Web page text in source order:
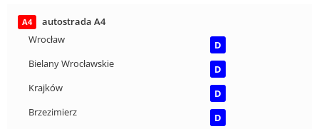
A4
autostrada A4
Wrocław
D
Bielany Wrocławskie
D
Krajków
D
Brzezimierz
D